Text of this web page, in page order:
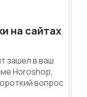
на сайтах
зашел в ваш
Horoshop,
вопрос